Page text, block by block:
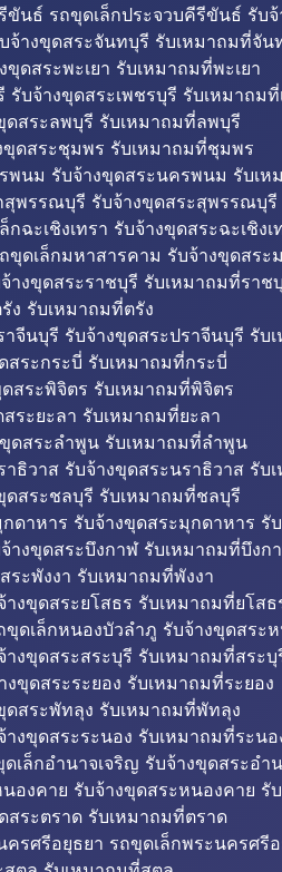
นธ์ รถขุดเล็กประจวบคีรีขันธ์ รั
จ้างขุดสระจันทบุรี รับเหมาถมที่จัน
ขุดสระพะเยา รับเหมาถมที่พะเยา
รับจ้างขุดสระเพชรบุรี รับเหมาถม
ดสระลพบุรี รับเหมาถมที่ลพบุรี
ดสระชุมพร รับเหมาถมที่ชุมพร
นม รับจ้างขุดสระนครพนม รับเ
พรรณบุรี รับจ้างขุดสระสุพรรณบุ
ฉะเชิงเทรา รับจ้างขุดสระฉะเชิง
ดเล็กมหาสารคาม รับจ้างขุดสร
างขุดสระราชบุรี รับเหมาถมที่ราช
ง รับเหมาถมที่ตรัง
จีนบุรี รับจ้างขุดสระปราจีนบุรี รับ
สระกระบี่ รับเหมาถมที่กระบี่
สระพิจิตร รับเหมาถมที่พิจิตร
ระยะลา รับเหมาถมที่ยะลา
ดสระลำพูน รับเหมาถมที่ลำพูน
ธิวาส รับจ้างขุดสระนราธิวาส รับ
ดสระชลบุรี รับเหมาถมที่ชลบุรี
ดาหาร รับจ้างขุดสระมุกดาหาร รั
างขุดสระบึงกาฬ รับเหมาถมที่บึงก
ระพังงา รับเหมาถมที่พังงา
งขุดสระยโสธร รับเหมาถมที่ยโสธ
ดเล็กหนองบัวลำภู รับจ้างขุดสระ
งขุดสระสระบุรี รับเหมาถมที่สระบุ
ขุดสระระยอง รับเหมาถมที่ระยอง
ดสระพัทลุง รับเหมาถมที่พัทลุง
งขุดสระระนอง รับเหมาถมที่ระนอ
ล็กอำนาจเจริญ รับจ้างขุดสระอ
องคาย รับจ้างขุดสระหนองคาย รั
สระตราด รับเหมาถมที่ตราด
รศรีอยุธยา รถขุดเล็กพระนครศ